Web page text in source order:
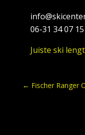
06-31 34 07 15
Juiste ski
← Fischer Ranger